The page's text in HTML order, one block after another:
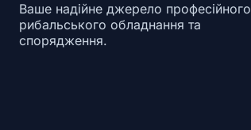
Ваше надійне джерело професійного
рибальського обладнання та
спорядження.